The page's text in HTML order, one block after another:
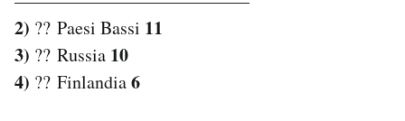
2) ?? Paesi Bassi 11
3) ?? Russia 10
4) ?? Finlandia6